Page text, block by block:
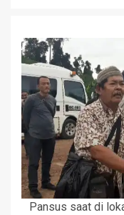
Pansus saat di